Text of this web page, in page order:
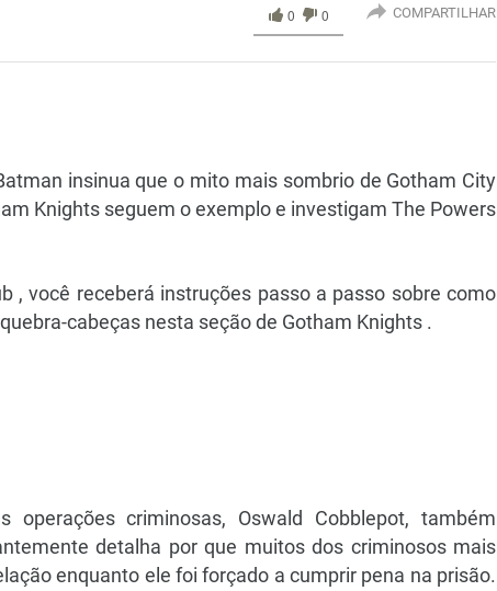
0 0 COMPARTILHAR
insinua que o mito mais sombrio de Gotham City
Knights seguem o exemplo e investigam The Powers
, você receberá instruções passo a passo sobre como
cabeças nesta seção de Gotham Knights .
criminosas, Oswald Cobblepot, também
detalha por que muitos dos criminosos mais
enquanto ele foi forçado a cumprir pena na prisão.